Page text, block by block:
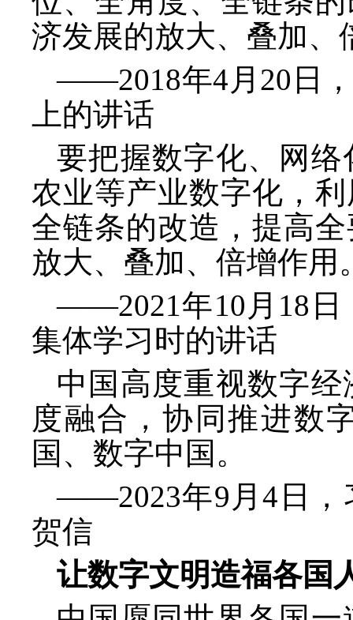
济发展的放大、叠加、
——2018年4月20日
上的讲话
要把握数字化、网
农业等产业数字化，
全链条的改造，提高
放大、叠加、倍增作用
——2021年10月18日
集体学习时的讲话
中国高度重视数字
度融合，协同推进数
国、数字中国。
——2023年9月4日，
贺信
让数字文明造福各国